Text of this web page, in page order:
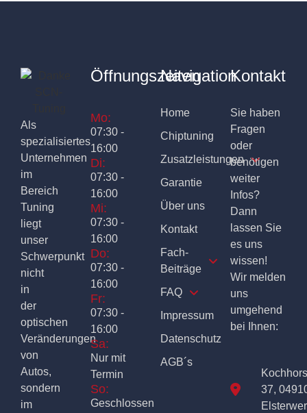
Als
spezialisiertes
Unternehmen
im
Bereich
Tuning
liegt
unser
Schwerpunkt
nicht
in
der
optischen
Veränderungen
von
Autos,
sondern
im
Öffnungszeiten
Mo:
07:30 -
16:00
Di:
07:30 -
16:00
Mi:
07:30 -
16:00
Do:
07:30 -
16:00
Fr:
07:30 -
16:00
Sa:
Nur mit
Termin
So:
Geschlossen
Navigation
Home
Chiptuning
Zusatzleistungen
Garantie
Über uns
Kontakt
Fach-
Beiträge
FAQ
Impressum
Datenschutz
AGB´s
Kontakt
Sie haben
Fragen
oder
benötigen
weiter
Infos?
Dann
lassen Sie
es uns
wissen!
Wir melden
uns
umgehend
bei Ihnen:
37,